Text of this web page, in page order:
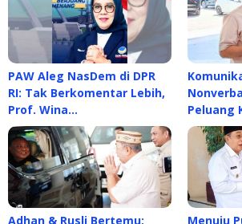
PAW Aleg NasDem di DPR
RI: Tak Berkomentar Lebih,
Prof. Wina…
Peluang
Adhan & Rusli Bertemu: Menuju